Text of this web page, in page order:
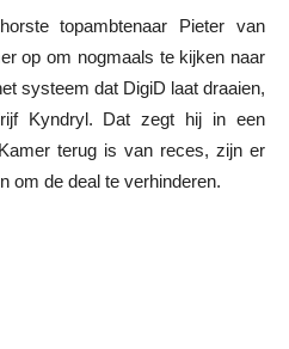
topambtenaar Pieter van
op om nogmaals te kijken naar
systeem dat DigiD laat draaien,
Kyndryl. Dat zegt hij in een
terug is van reces, zijn er
om de deal te verhinderen.